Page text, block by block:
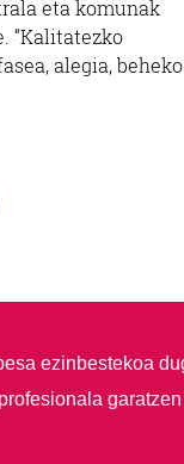
eta komunak
“Kalitatezko
alegia, beheko
ezinbestekoa
garatzen